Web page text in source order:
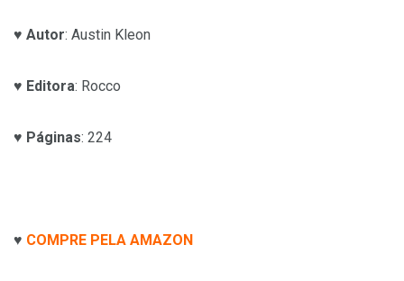
♥ Autor: Austin Kleon
♥ Editora: Rocco
♥ Páginas: 224
♥ COMPRE PELA AMAZON